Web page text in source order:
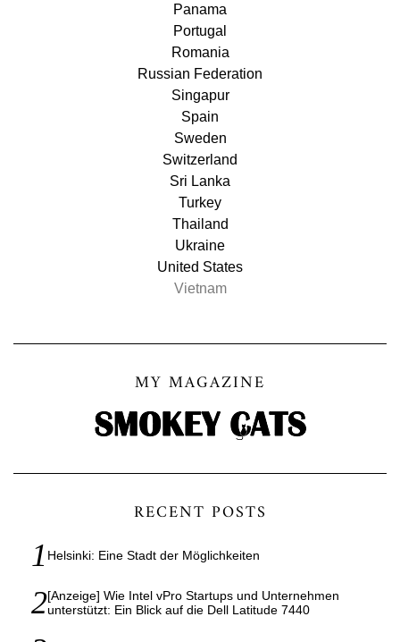
Panama
Portugal
Romania
Russian Federation
Singapur
Spain
Sweden
Switzerland
Sri Lanka
Turkey
Thailand
Ukraine
United States
Vietnam
MY MAGAZINE
RECENT POSTS
Helsinki: Eine Stadt der Möglichkeiten
[Anzeige] Wie Intel vPro Startups und Unternehmen
unterstützt: Ein Blick auf die Dell Latitude 7440